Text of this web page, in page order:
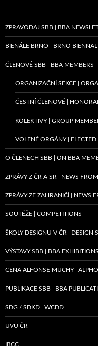
ZPRAVODAJ SBB | BBA
BIENÁLE BRNO | BRNO
ČLENOVÉ SBB | BBA MEMBERS
ORGANIZAČNÍ SEKCE |
ČESTNÍ ČLENOVÉ |
KOLEKTIVY | GROUP
VOLENÉ ORGÁNY | ELECTED
O ČLENECH SBB | ON BBA
ZPRÁVY Z ČR A SR | NEWS
ZPRÁVY ZE ZAHRANIČÍ | NEWS
SOUTĚŽE | COMPETITIONS
ŠKOLY DESIGNU V ČR | DESIGN
VÝSTAVY SBB | BBA EXHIBITIONS
CENA ALFONSE MUCHY |
PUBLIKACE SBB | BBA
SDG / SDKD | WCDD
UVU ČR
IBCC